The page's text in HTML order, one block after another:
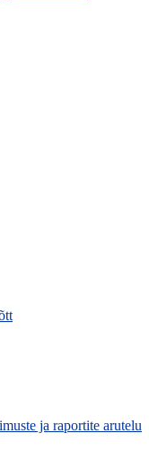
ja raportite arutelu